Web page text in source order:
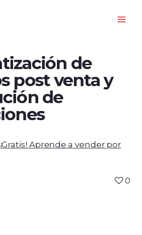
de
post venta y
de
¡Gratis! Aprende a vender por
0